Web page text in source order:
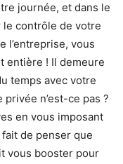
journée, et dans le
le contrôle de votre
l’entreprise, vous
entière ! Il demeure
temps avec votre
n’est-ce pas ?
en vous imposant
de penser que
vous booster pour